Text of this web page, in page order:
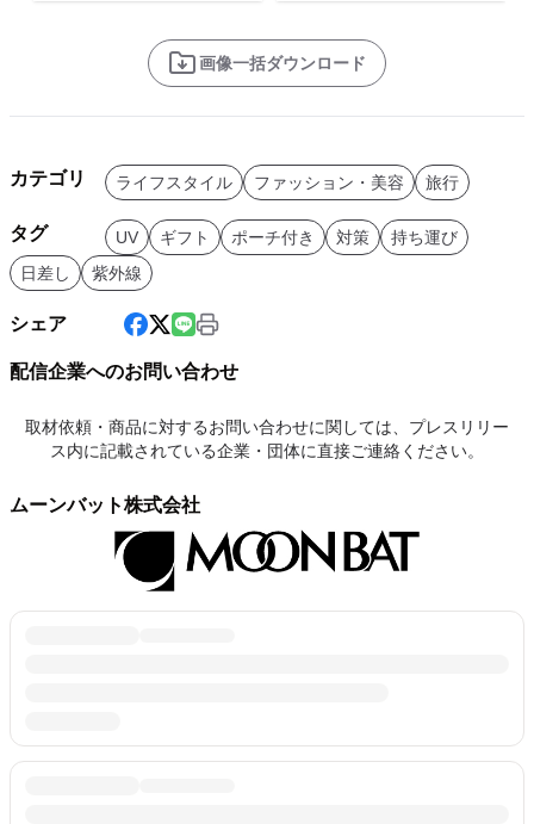
画像一括ダウンロード
カテゴリ ライフスタイル ファッション・美容 旅行
タグ UV ギフト ポーチ付き 対策
持ち運び
日差し
紫外線
シェア
配信企業へのお問い合わせ
取材依頼・商品に対するお問い合わせに関しては、プレスリリー
ス内に記載されている企業・団体に直接ご連絡ください。
ムーンバット株式会社